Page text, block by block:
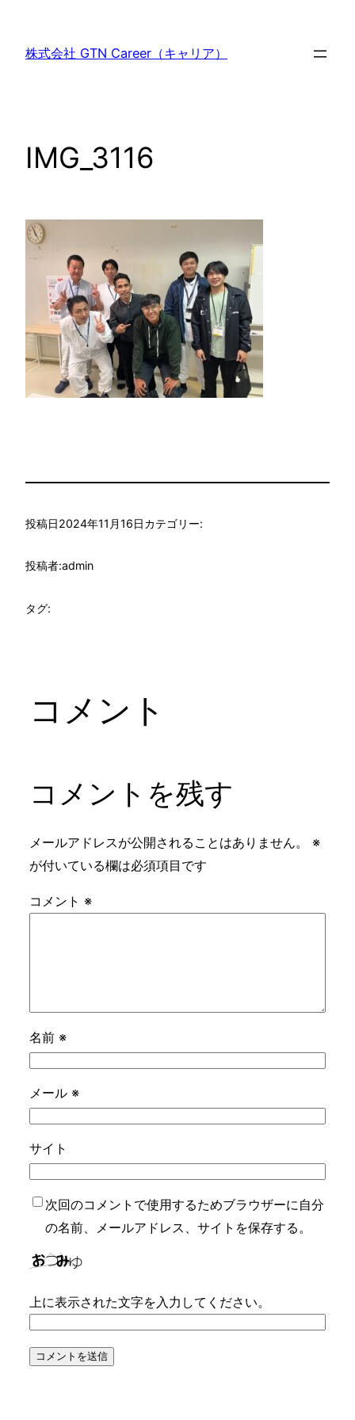
株式会社 GTN Career（キャリア）
IMG_3116
投稿日2024年11月16日カテゴリー:
投稿者:admin
タグ:
コメント
コメントを残す
メールアドレスが公開されることはありません。
※
が付いている欄は必須項目です
コメント ※
名前 ※
メール ※
サイト
次回のコメントで使用するためブラウザーに自分
の名前、メールアドレス、サイトを保存する。
上に表示された文字を入力してください。